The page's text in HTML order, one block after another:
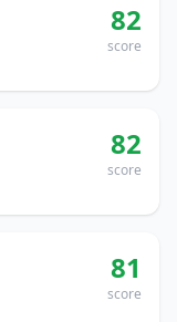
82
score
82
score
81
score